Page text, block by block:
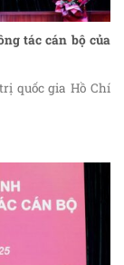
tác cán bộ của
quốc gia Hồ Chí